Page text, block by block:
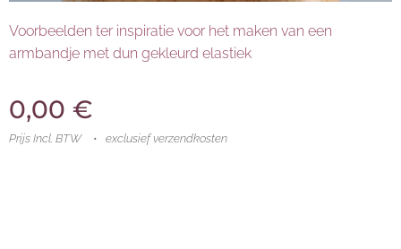
Voorbeelden ter inspiratie voor het maken van een
armbandje met dun gekleurd elastiek
0,00 €
Prijs Incl. BTW exclusief verzendkosten